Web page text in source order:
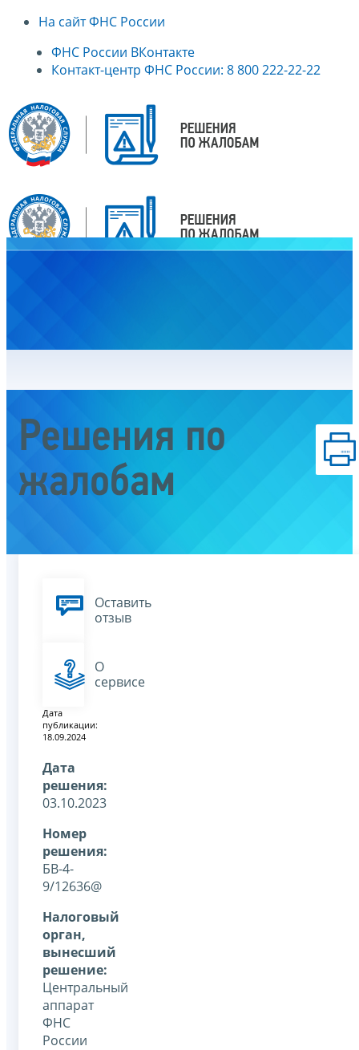
На сайт ФНС России
ФНС России ВКонтакте
Контакт-центр ФНС России: 8 800 222-22-22
Решения по
жалобам
Оставить
отзыв
О
сервисе
Дата
публикации:
18.09.2024
Дата
решения:
03.10.2023
Номер
решения:
БВ-4-
9/12636@
Налоговый
орган,
вынесший
решение:
Центральный
аппарат
ФНС
России